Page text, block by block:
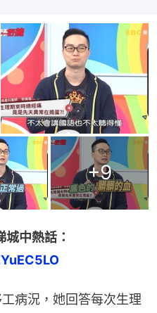
+9
中熱話：
病況，她回答每次生理